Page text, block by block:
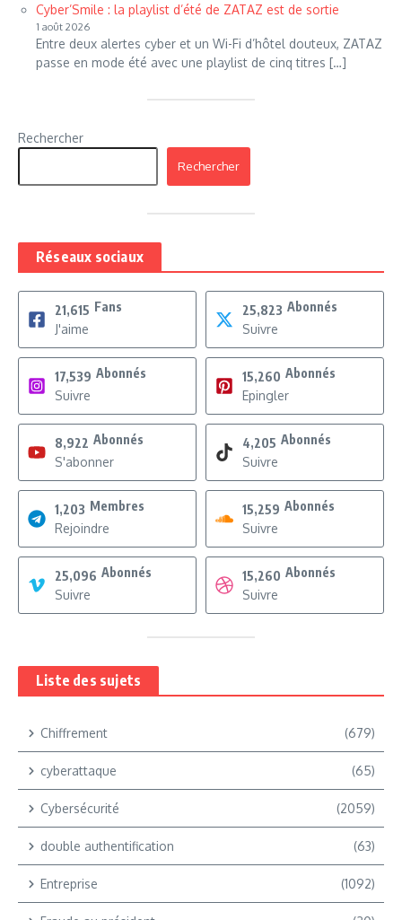
Cyber’Smile : la playlist d’été de ZATAZ est de sortie
1 août 2026
Entre deux alertes cyber et un Wi-Fi d’hôtel douteux, ZATAZ
passe en mode été avec une playlist de cinq titres […]
Rechercher
Rechercher
Réseaux sociaux
21,615 Fans
J'aime
25,823 Abonnés
Suivre
17,539 Abonnés
Suivre
15,260 Abonnés
Epingler
8,922 Abonnés
S'abonner
4,205 Abonnés
Suivre
1,203 Membres
Rejoindre
15,259 Abonnés
Suivre
25,096 Abonnés
Suivre
15,260 Abonnés
Suivre
Liste des sujets
Chiffrement (679)
cyberattaque (65)
Cybersécurité (2059)
double authentification (63)
Entreprise (1092)